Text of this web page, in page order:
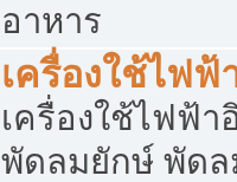
อาหาร
เครื่องใช้ไฟฟ้
เครื่องใช้ไฟฟ้า
พัดลมยักษ์ พัด